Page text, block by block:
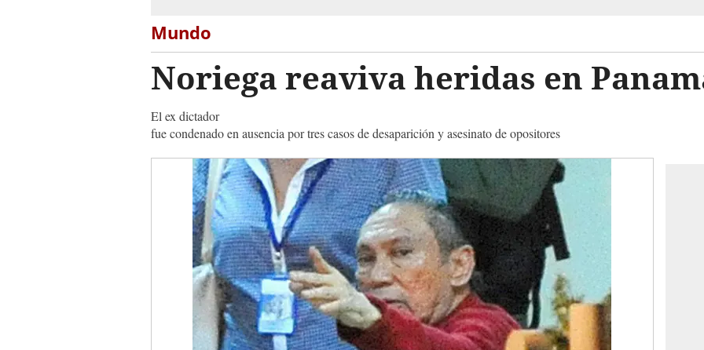
Mundo
Noriega reaviva heridas en
El ex dictador
fue condenado en ausencia por tres casos de desaparición y asesinato de opositores